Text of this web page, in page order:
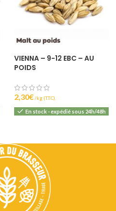
VIENNA – 9-12 EBC – AU
POIDS
2,30€ (T.T.C).
En stock - expédié sous 24h/48h